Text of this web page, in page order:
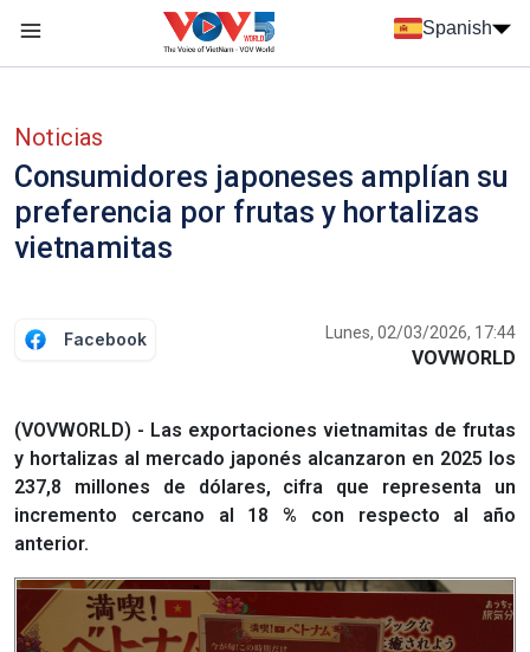
Spanish
Noticias
Consumidores japoneses amplían su
preferencia por frutas y hortalizas
vietnamitas
Facebook Lunes, 02/03/2026, 17:44
VOVWORLD
(VOVWORLD) - Las exportaciones vietnamitas de frutas
y hortalizas al mercado japonés alcanzaron en 2025 los
237,8 millones de dólares, cifra que representa un
incremento cercano al 18 % con respecto al año
anterior.